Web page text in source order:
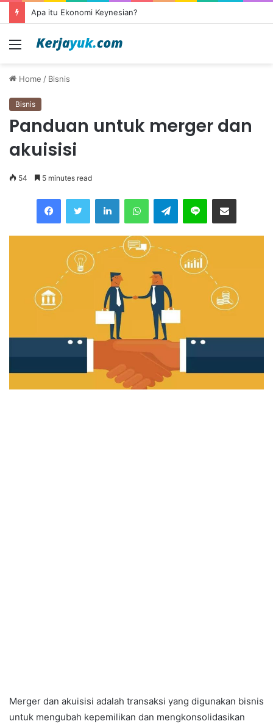
Apa itu outsourcing?
Menu
Home / Bisnis
Bisnis
Panduan untuk merger dan
akuisisi
54 5 minutes read
Telegram
Merger dan akuisisi adalah transaksi yang digunakan bisnis
untuk mengubah kepemilikan dan mengkonsolidasikan